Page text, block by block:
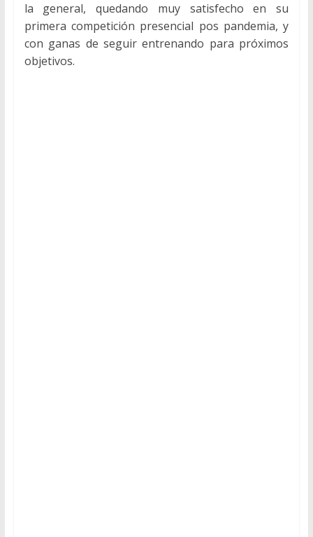
la general, quedando muy satisfecho en su
primera competición presencial pos pandemia, y
con ganas de seguir entrenando para próximos
objetivos.